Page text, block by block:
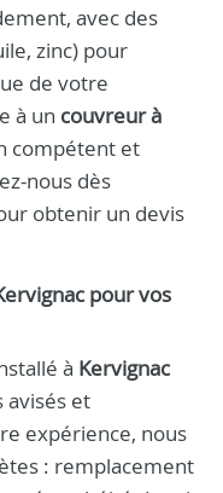
avec des
zinc) pour
de votre
à un couvreur à
compétent et
nous dès
obtenir un devis
pour vos
à Kervignac
avisés et
expérience, nous
: remplacement